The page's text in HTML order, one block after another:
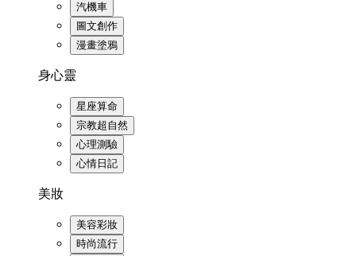
汽機車
圖文創作
漫畫塗鴉
身心靈
星座算命
宗教超自然
心理測驗
心情日記
美妝
美容彩妝
時尚流行